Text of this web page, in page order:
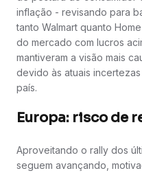
inflação - revisando para
tanto Walmart quanto
do mercado com lucros
mantiveram a visão mais
devido às atuais
país.
Europa: risco de
Aproveitando o rally dos
seguem avançando,